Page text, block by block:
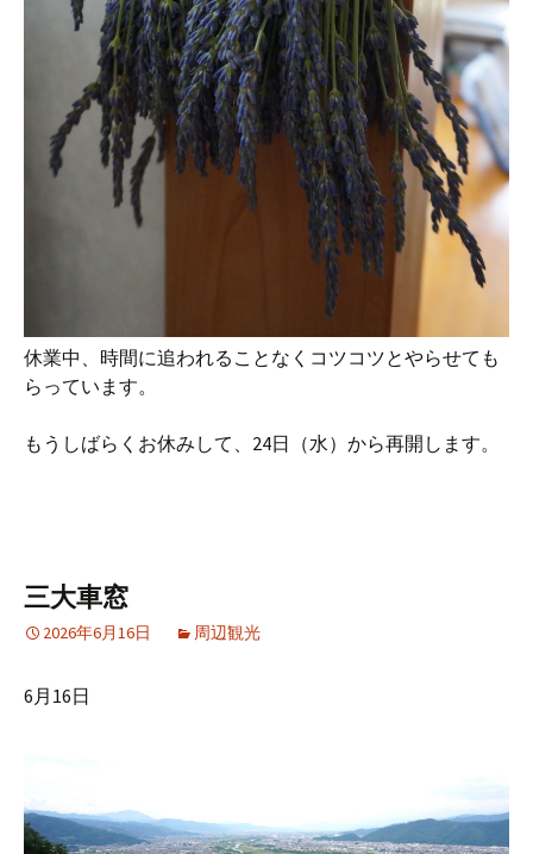
休業中、時間に追われることなくコツコツとやらせても
らっています。
もうしばらくお休みして、24日（水）から再開します。
三大車窓
2026年6月16日 周辺観光
6月16日